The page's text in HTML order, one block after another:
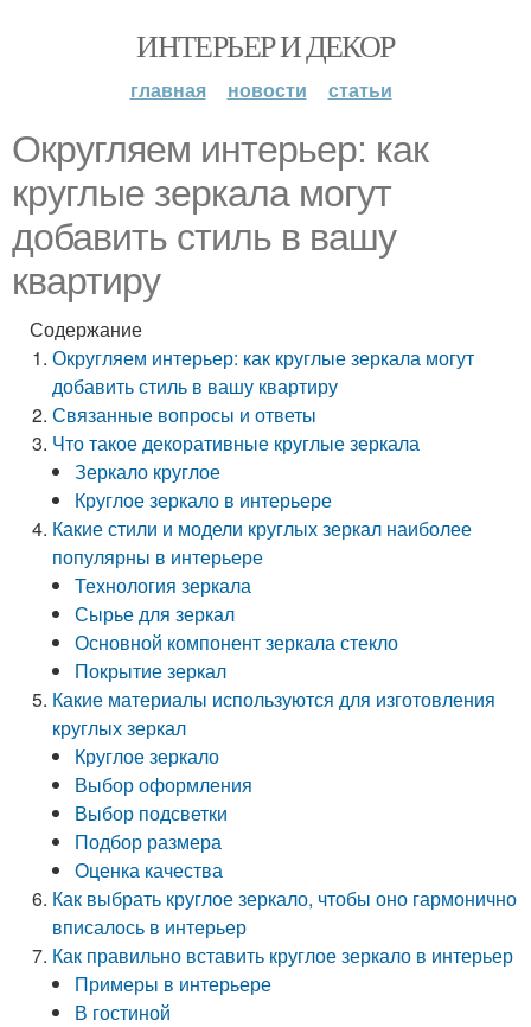
ИНТЕРЬЕР И ДЕКОР
главная новости статьи
Округляем интерьер: как
круглые зеркала могут
добавить стиль в вашу
квартиру
Содержание
Округляем интерьер: как круглые зеркала могут
добавить стиль в вашу квартиру
Связанные вопросы и ответы
Что такое декоративные круглые зеркала
Зеркало круглое
Круглое зеркало в интерьере
Какие стили и модели круглых зеркал наиболее
популярны в интерьере
Технология зеркала
Сырье для зеркал
Основной компонент зеркала стекло
Покрытие зеркал
Какие материалы используются для изготовления
круглых зеркал
Круглое зеркало
Выбор оформления
Выбор подсветки
Подбор размера
Оценка качества
Как выбрать круглое зеркало, чтобы оно гармонично
вписалось в интерьер
Как правильно вставить круглое зеркало в интерьер
Примеры в интерьере
В гостиной